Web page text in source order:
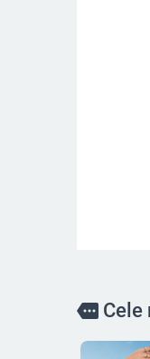
more Cele